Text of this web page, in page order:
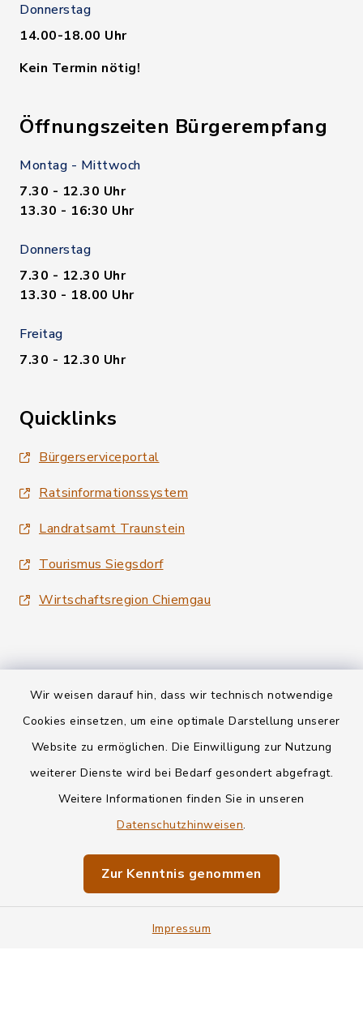
Wir weisen darauf hin, dass wir technisch notwendige
Cookies einsetzen, um eine optimale Darstellung unserer
Website zu ermöglichen. Die Einwilligung zur Nutzung
weiterer Dienste wird bei Bedarf gesondert abgefragt.
Weitere Informationen finden Sie in unseren
Datenschutzhinweisen.
Zur Kenntnis genommen
Impressum
Donnerstag
14.00-18.00 Uhr
Kein Termin nötig!
Öffnungszeiten Bürgerempfang
Montag - Mittwoch
7.30 - 12.30 Uhr
13.30 - 16:30 Uhr
Donnerstag
7.30 - 12.30 Uhr
13.30 - 18.00 Uhr
Freitag
7.30 - 12.30 Uhr
Quicklinks
Bürgerserviceportal
Ratsinformationssystem
Landratsamt Traunstein
Tourismus Siegsdorf
Wirtschaftsregion Chiemgau
Kontakt
Informationspflichten
Impressum
Sitemap